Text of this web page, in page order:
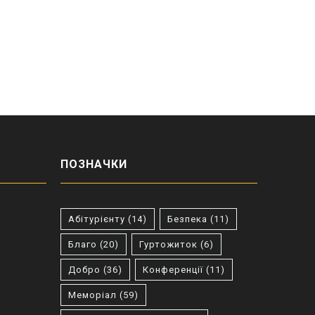
ПОЗНАЧКИ
Абітурієнту (14) Безпека (11)
Благо (20) Гуртожиток (6)
Добро (36) Конференції (11)
Меморіал (59)